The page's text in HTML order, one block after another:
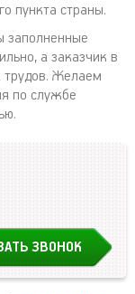
пункта страны.
заполненные
а заказчик в
трудов. Желаем
по службе